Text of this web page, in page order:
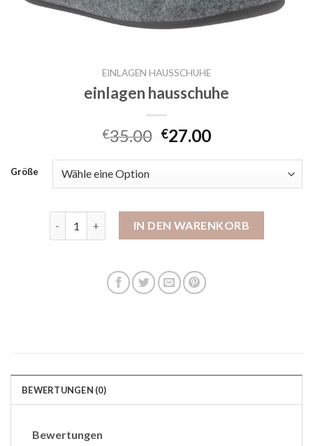
EINLAGEN HAUSSCHUHE
einlagen hausschuhe
€35.00 €27.00
Größe
einlagen hausschuhe MengeIN DEN WARENKORB
BEWERTUNGEN (0)
Bewertungen